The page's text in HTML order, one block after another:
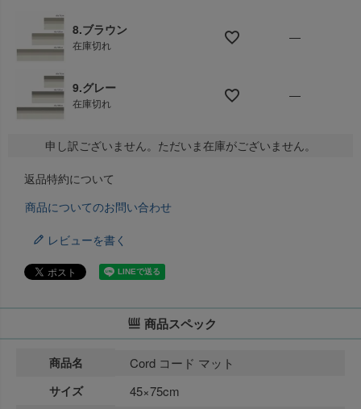
8.ブラウン
在庫切れ
—
9.グレー
在庫切れ
—
申し訳ございません。ただいま在庫がございません。
返品特約について
商品についてのお問い合わせ
レビューを書く
商品スペック
商品名 Cord コード マット
サイズ 45×75cm